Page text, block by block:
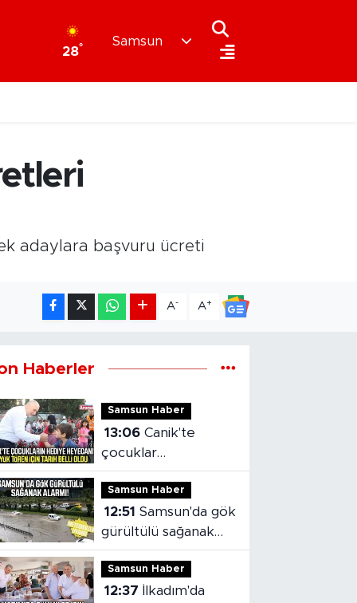
28°
Samsun
adaylara başvuru ücreti
A- A+
Haberler
Samsun Haber
13:06 Canik'te
çocuklar
hediyelerine
kavuşuyor
Samsun Haber
12:51 Samsun'da gök
gürültülü sağanak
alarmı!
Samsun Haber
12:37